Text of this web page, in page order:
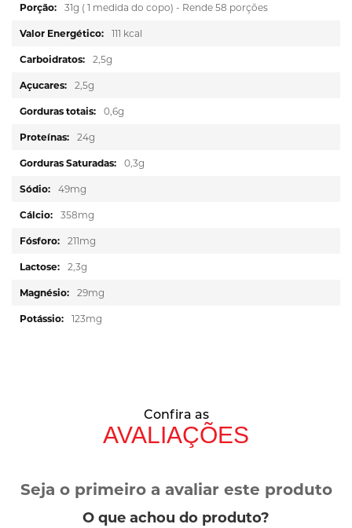
31g ( 1 medida do copo) - Rende 58 porções
111 kcal
2,5g
2,5g
0,6g
24g
0,3g
49mg
358mg
211mg
2,3g
29mg
123mg
Confira as
AVALIAÇÕES
Seja o primeiro a avaliar este produto
O que achou do produto?